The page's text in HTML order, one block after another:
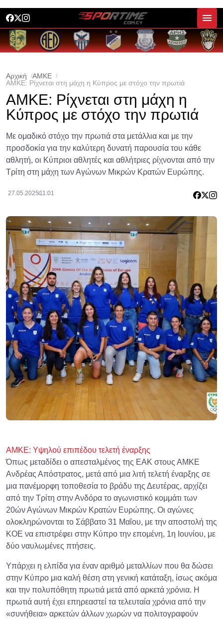
Αρχική
ΑΜΚΕ
ΑΜΚΕ: Ρίχνεται στη μάχη η Κύπρος με στόχο την πρωτιά
ΑΜΚΕ: Ρίχνεται στη μάχη η
Κύπρος με στόχο την πρωτιά
Με ομαδικό στόχο την πρωτιά στα μετάλλια και με την
προσδοκία για την καλύτερη δυνατή παρουσία του κάθε
αθλητή, οι Κύπριοι αθλητές και αθλήτριες ρίχνονται από την
Τρίτη στη μάχη των Αγώνων Μικρών Κρατών Ευρώπης.
27.05.2025 11:01
ΑΜΚΕ: Υψηλού επιπέδου τελετή έναρξης
Όπως μεταδίδει ο απεσταλμένος της ΕΑΚ στους ΑΜΚΕ
Ανδρέας Απόστρατος, μετά από μια λιτή τελετή έναρξης σε
μια πανέμορφη τοποθεσία το βράδυ της Δευτέρας, αρχίζει
από την Τρίτη στην Ανδόρα το αγωνιστικό κομμάτι των
20ών Αγώνων Μικρών Κρατών Ευρώπης. Οι αγώνες
ολοκληρώνονται το Σάββατο 31 Μαΐου, με την αποστολή της
ΚΟΕ να επιστρέφει στην Κύπρο την επομένη, 1η Ιουνίου, με
δύο ναυλωμένες πτήσεις.
Υπάρχει η ελπίδα για έναν αριθμό μεταλλίων που θα δώσει
στην Κύπρο μια καλή θέση στη γενική κατάταξη, ίσως ακόμα
και την πολυπόθητη πρωτιά μετά από αρκετά χρόνια. Η
πρωτιά αυτή έχει επηρεαστεί τα τελευταία χρόνια από την
«συνήθεια» αρκετών άλλων χωρών να πολιτογραφούν